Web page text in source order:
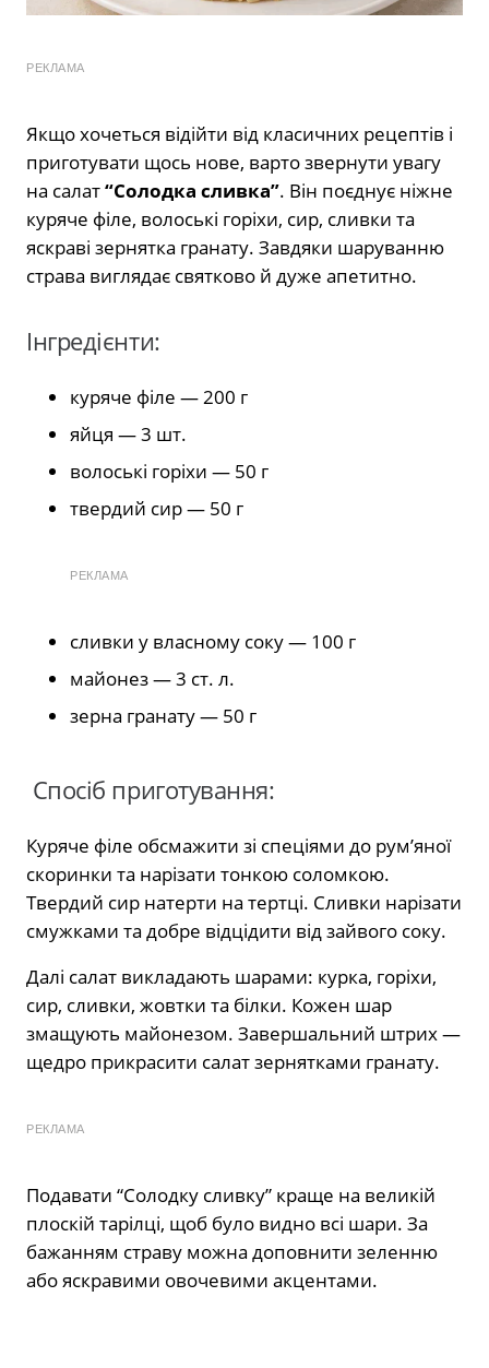
РЕКЛАМА
Якщо хочеться відійти від класичних рецептів і
приготувати щось нове, варто звернути увагу
на салат“Солодка сливка”. Він поєднує ніжне
куряче філе, волоські горіхи, сир, сливки та
яскраві зернятка гранату. Завдяки шаруванню
страва виглядає святково й дуже апетитно.
Інгредієнти:
куряче філе — 200 г
яйця — 3 шт.
волоські горіхи — 50 г
твердий сир — 50 г
РЕКЛАМА
сливки у власному соку — 100 г
майонез — 3 ст. л.
зерна гранату — 50 г
Спосіб приготування:
Куряче філе обсмажити зі спеціями до рум’яної
скоринки та нарізати тонкою соломкою.
Твердий сир натерти на тертці. Сливки нарізати
смужками та добре відцідити від зайвого соку.
Далі салат викладають шарами: курка, горіхи,
сир, сливки, жовтки та білки. Кожен шар
змащують майонезом. Завершальний штрих —
щедро прикрасити салат зернятками гранату.
РЕКЛАМА
Подавати “Солодку сливку” краще на великій
плоскій тарілці, щоб було видно всі шари. За
бажанням страву можна доповнити зеленню
або яскравими овочевими акцентами.